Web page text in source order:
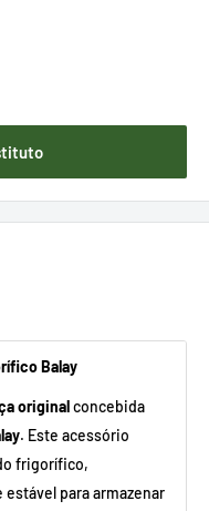
Balay
originalconcebida
. Este acessório
frigorífico,
para armazenar